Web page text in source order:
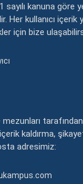
sayılı kanuna göre
Her kullanıcı içerik
için bize
kaldırma,
adresimiz: